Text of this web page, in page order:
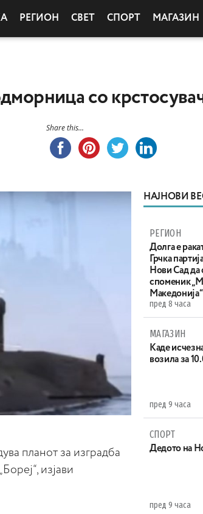
РЕГИОН СВЕТ СПОРТ МАГАЗИН
со
Share this...
планот за изградба
изјави
НАЈНОВИ
РЕГИОН
Долга е
Грчка
Нови Сад да
споменик
Македонија“
пред 8 часа
МАГАЗИН
Каде
возила за
пред 9 часа
СПОРТ
Дедото на
пред 9 часа